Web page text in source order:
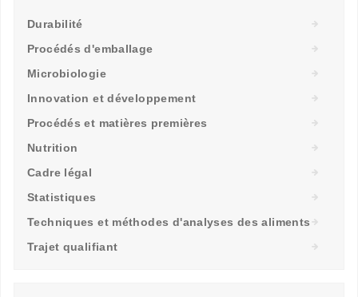
Durabilité
Procédés d'emballage
Microbiologie
Innovation et développement
Procédés et matières premières
Nutrition
Cadre légal
Statistiques
Techniques et méthodes d'analyses des aliments
Trajet qualifiant